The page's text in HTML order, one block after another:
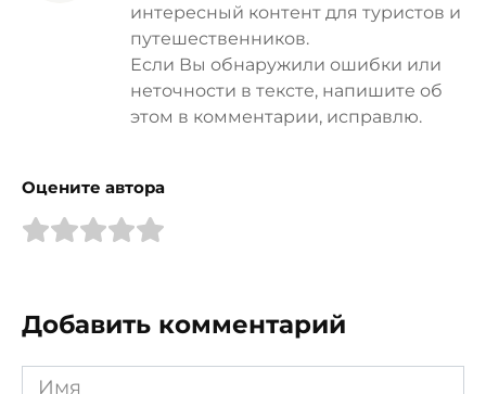
интересный контент для туристов и
путешественников.
Если Вы обнаружили ошибки или
неточности в тексте, напишите об
этом в комментарии, исправлю.
Оцените автора
Добавить комментарий
Имя